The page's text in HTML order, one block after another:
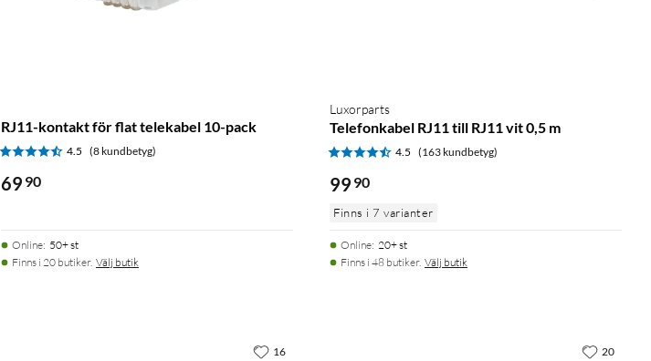
RJ11-kontakt för flat telekabel 10-pack
4.5 (8 kundbetyg)
69 90
Online: 50+ st
Finns i 20 butiker. Välj butik
Luxorparts
Telefonkabel RJ11 till RJ11 vit 0,5 m
4.5 (163 kundbetyg)
99 90
Finns i 7 varianter
Online: 20+ st
Finns i 48 butiker. Välj butik
16 20